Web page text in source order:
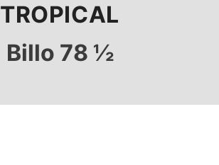
TROPICAL
Billo 78 ½